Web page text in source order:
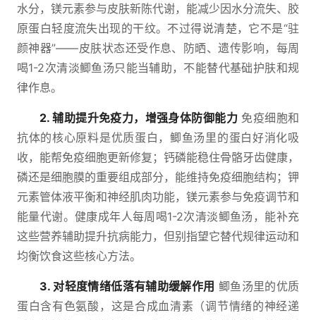
水分，镁元素参与皮肤新陈代谢，能减少因水分流失、胶
原蛋白轻度流失出现的干纹。不过得说清楚，它不是“驻
颜神器”——皮肤状态还受作息、防晒、遗传影响，每周
喝1-2次清淡鲫鱼汤只能当辅助，不能替代基础护肤和规
律作息。
2. 辅助提升免疫力，增强身体防御能力免疫细胞和
抗体的核心原料是优质蛋白，鲫鱼汤里的蛋白好消化吸
收，能帮免疫细胞更新修复；钙磷能稳住骨骼牙齿健康，
磷还是细胞膜的重要组成部分，能维持免疫细胞结构；钾
元素管体液平衡和神经肌肉功能，镁元素参与免疫调节和
能量代谢。健康成年人每周喝1-2次清淡鲫鱼汤，能补充
这些营养辅助提升抗病能力，但别指望它替代规律运动和
均衡饮食这些核心方法。
3. 对轻度情绪低落有辅助缓解作用 鲫鱼汤里的优质
蛋白含有色氨酸，这是合成血清素（调节情绪的神经递